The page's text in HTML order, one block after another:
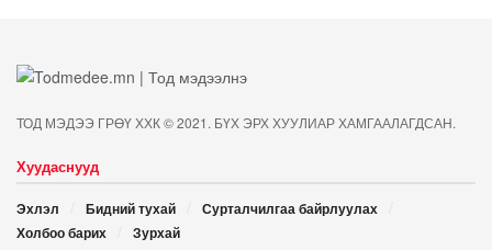
ТОД МЭДЭЭ ГРӨҮ ХХК © 2021. БҮХ ЭРХ ХУУЛИАР ХАМГААЛАГДСАН.
Хуудаснууд
Эхлэл Бидний тухай
Сурталчилгаа байрлуулах
Холбоо барих
Зурхай